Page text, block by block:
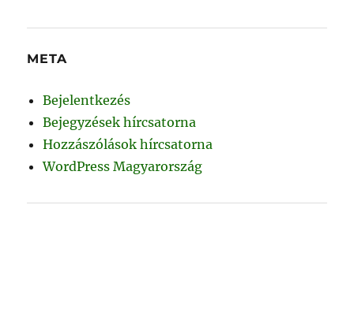
META
Bejelentkezés
Bejegyzések hírcsatorna
Hozzászólások hírcsatorna
WordPress Magyarország